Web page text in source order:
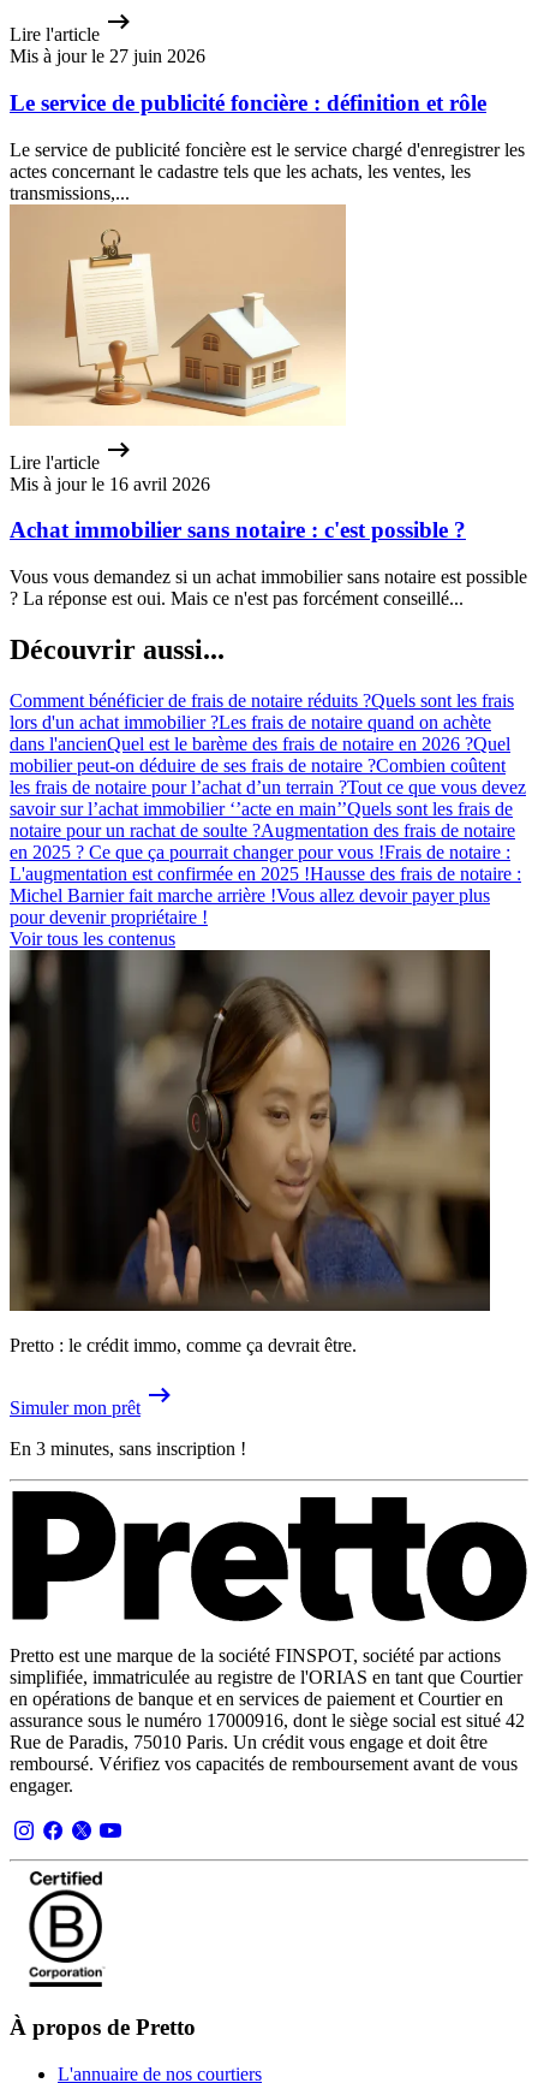
Lire l'article
Mis à jour le 27 juin 2026
Le service de publicité foncière : définition et rôle
Le service de publicité foncière est le service chargé d'enregistrer les
actes concernant le cadastre tels que les achats, les ventes, les
transmissions,...
Lire l'article
Mis à jour le 16 avril 2026
Achat immobilier sans notaire : c'est possible ?
Vous vous demandez si un achat immobilier sans notaire est possible
? La réponse est oui. Mais ce n'est pas forcément conseillé...
Découvrir aussi...
Comment bénéficier de frais de notaire réduits ?Quels sont les frais
lors d'un achat immobilier ?Les frais de notaire quand on achète
dans l'ancienQuel est le barème des frais de notaire en 2026 ?Quel
mobilier peut-on déduire de ses frais de notaire ?Combien coûtent
les frais de notaire pour l’achat d’un terrain ?Tout ce que vous devez
savoir sur l’achat immobilier ‘’acte en main’’Quels sont les frais de
notaire pour un rachat de soulte ?Augmentation des frais de notaire
en 2025 ? Ce que ça pourrait changer pour vous !Frais de notaire :
L'augmentation est confirmée en 2025 !Hausse des frais de notaire :
Michel Barnier fait marche arrière !Vous allez devoir payer plus
pour devenir propriétaire !
Voir tous les contenus
Pretto : le crédit immo, comme ça devrait être.
Simuler mon prêt
En 3 minutes, sans inscription !
Pretto est une marque de la société FINSPOT, société par actions
simplifiée, immatriculée au registre de l'ORIAS en tant que Courtier
en opérations de banque et en services de paiement et Courtier en
assurance sous le numéro 17000916, dont le siège social est situé 42
Rue de Paradis, 75010 Paris. Un crédit vous engage et doit être
remboursé. Vérifiez vos capacités de remboursement avant de vous
engager.
À propos de Pretto
L'annuaire de nos courtiers